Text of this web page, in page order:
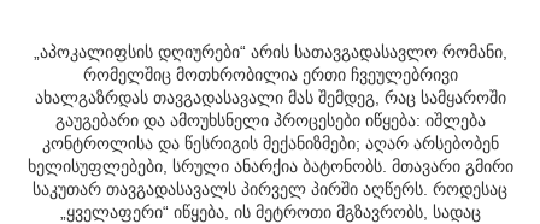
აპოკალიფსის დღიურები“ არის სათავგადასავლო რომანი,
რომელშიც მოთხრობილია ერთი ჩვეულებრივი
ახალგაზრდას თავგადასავალი მას შემდეგ, რაც სამყაროში
გაუგებარი და ამოუხსნელი პროცესები იწყება: იშლება
კონტროლისა და წესრიგის მექანიზმები; აღარ არსებობენ
ხელისუფლებები, სრული ანარქია ბატონობს. მთავარი გმირი
საკუთარ თავგადასავალს პირველ პირში აღწერს. როდესაც
„ყველაფერი“ იწყება, ის მეტროთი მგზავრობს, სადაც